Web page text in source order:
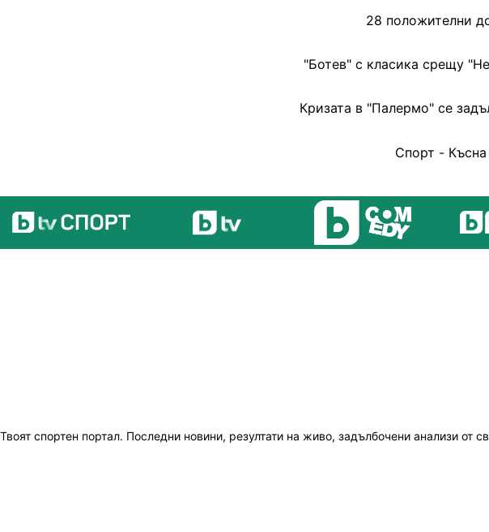
28 положителни
"Ботев" с класика срещу
Кризата в "Палермо" се
Спорт - Късна
Твоят спортен портал. Последни новини, резултати на живо, задълбочени анализи от